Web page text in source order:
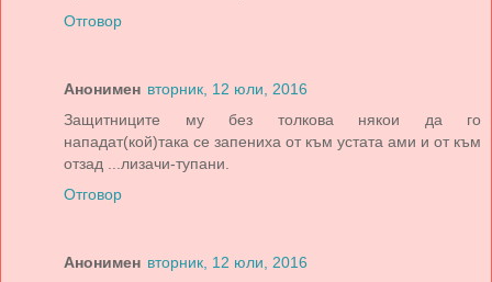
Отговор
Анонимен вторник, 12 юли, 2016
Защитниците му без толкова някои да го
нападат(кой)така се запениха от към устата ами и от към
отзад ...лизачи-тупани.
Отговор
Анонимен вторник, 12 юли, 2016